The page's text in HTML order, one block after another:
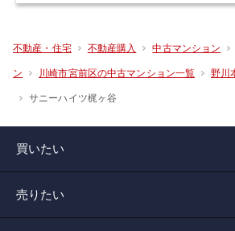
不動産・住宅 不動産購入 中古マンション
ン 川崎市宮前区の中古マンション一覧 野川
サニーハイツ梶ヶ谷
買いたい
売りたい